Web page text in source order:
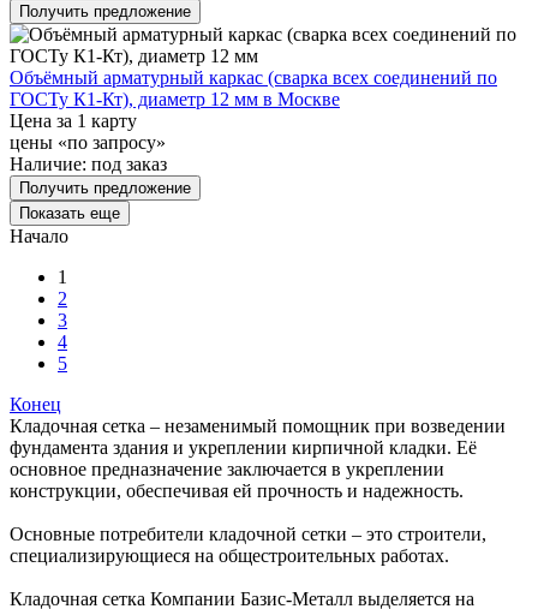
Получить предложение
Объёмный арматурный каркас (сварка всех соединений по
ГОСТу К1-Кт), диаметр 12 мм в Москве
Цена за 1 карту
цены «по запросу»
Наличие: под заказ
Получить предложение
Показать еще
Начало
1
2
3
4
5
Конец
Кладочная сетка – незаменимый помощник при возведении
фундамента здания и укреплении кирпичной кладки. Её
основное предназначение заключается в укреплении
конструкции, обеспечивая ей прочность и надежность.
Основные потребители кладочной сетки – это строители,
специализирующиеся на общестроительных работах.
Кладочная сетка Компании Базис-Металл выделяется на